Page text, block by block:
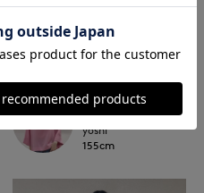
NEW
7-IDconcept.
博多大丸7-IDconcept.
yoshi
155cm